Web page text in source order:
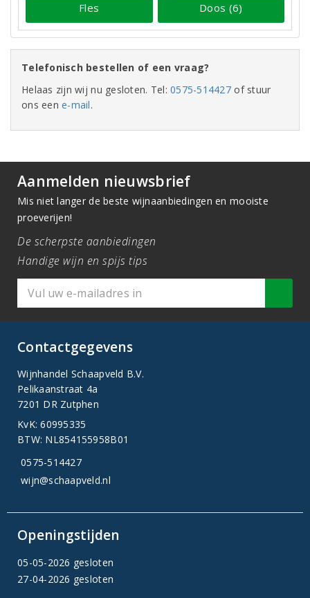
Fles Doos (6)
Telefonisch bestellen of een vraag?
Helaas zijn wij nu gesloten. Tel:0575-514427 of stuur
ons eene-mail.
Aanmelden nieuwsbrief
Mis niet langer de beste wijnaanbiedingen en mooiste
proeverijen!
De scherpste aanbiedingen
Handige wijn en spijs tips
Contactgegevens
Wijnhandel Schaapveld B.V.
Pelikaanstraat 4a
7201 DR Zutphen
KvK: 60995335
BTW: NL854155958B01
0575-514427
wijn@schaapveld.nl
Openingstijden
05-05-2026 gesloten
27-04-2026 gesloten